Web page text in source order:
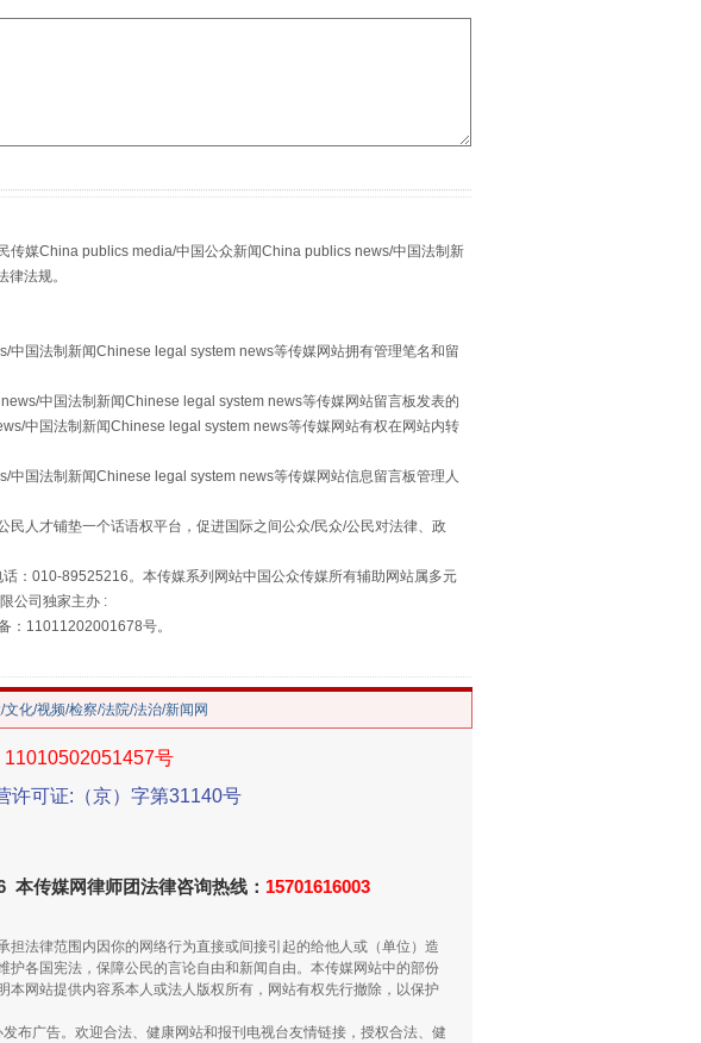
传媒China publics media/中国公众新闻China publics news/中国法制新
法规。
国法制新闻Chinese legal system news等传媒网站拥有管理笔名和留
中国法制新闻Chinese legal system news等传媒网站留言板发表的
中国法制新闻Chinese legal system news等传媒网站有权在网站内转
国法制新闻Chinese legal system news等传媒网站信息留言板管理人
人才铺垫一个话语权平台，促进国际之间公众/民众/公民对法律、政
：010-89525216。本传媒系列网站中国公众传媒所有辅助网站属多元
公司独家主办 :
：11011202001678号。
化/视频/检察/法院/法治/新闻网
11010502051457号
许可证:（京）字第31140号
本传媒网律师团法律咨询热线： 15701616003
法律范围内因你的网络行为直接或间接引起的给他人或（单位）造
各国宪法，保障公民的言论自由和新闻自由。本传媒网站中的部份
网站提供内容系本人或法人版权所有，网站有权先行撤除，以保护
布广告。欢迎合法、健康网站和报刊电视台友情链接，授权合法、健